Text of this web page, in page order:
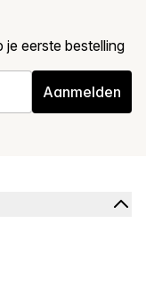
eerste bestelling
Aanmelden